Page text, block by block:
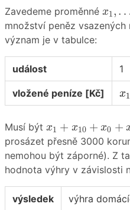
Zavedeme proměnné x1,
x1
množství peněz
význam je v tabulce:
událost 1
vložené peníze [Kč] x1
x1
Musí být x1 + x10 + x0 +
x + 10 x 0+ x
prosázet přesně 3000
nemohou být záporné). Z
hodnota výhry v závislosti
výsledek výhra